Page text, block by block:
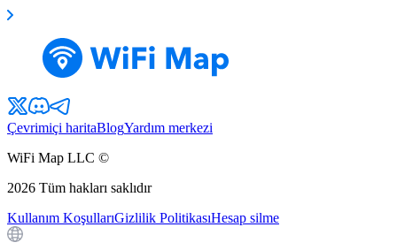
Çevrimiçi haritaBlogYardım merkezi
WiFi Map LLC ©
2026 Tüm hakları saklıdır
Kullanım KoşullarıGizlilik PolitikasıHesap silme